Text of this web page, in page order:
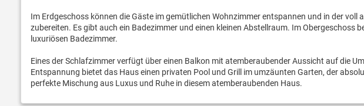
Im Erdgeschoss können die Gäste im gemütlichen Wohnzimmer entspannen und in der
zubereiten. Es gibt auch ein Badezimmer und einen kleinen Abstellraum. Im Obergeschoss
luxuriösen Badezimmer.
Eines der Schlafzimmer verfügt über einen Balkon mit atemberaubender Aussicht auf die
Entspannung bietet das Haus einen privaten Pool und Grill im umzäunten Garten, der
perfekte Mischung aus Luxus und Ruhe in diesem atemberaubenden Haus.